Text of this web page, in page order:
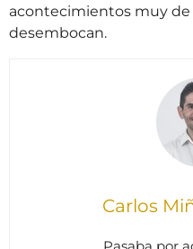
acontecimientos muy de
desembocan.
Carlos